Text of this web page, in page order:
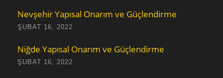
Nevşehir Yapısal Onarım ve Güçlendirme
ŞUBAT 16, 2022
Niğde Yapısal Onarım ve Güçlendirme
ŞUBAT 16, 2022